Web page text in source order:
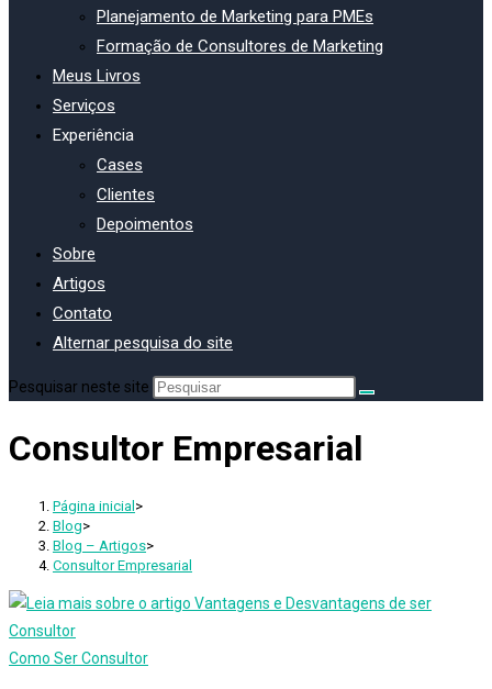
Planejamento de Marketing para PMEs
Formação de Consultores de Marketing
Meus Livros
Serviços
Experiência
Cases
Clientes
Depoimentos
Sobre
Artigos
Contato
Alternar pesquisa do site
Pesquisar neste site
Consultor Empresarial
Página inicial >
Blog>
Blog – Artigos>
Consultor Empresarial
Como Ser Consultor